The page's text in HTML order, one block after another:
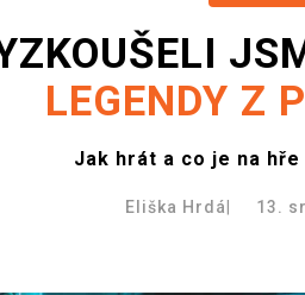
LEGENDY Z
Jak hrát a co je na
Eliška Hrdá 13.